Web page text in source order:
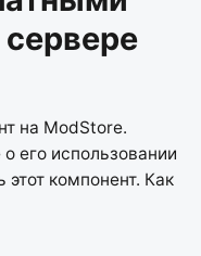
на ModStore.
его использовании
этот компонент. Как